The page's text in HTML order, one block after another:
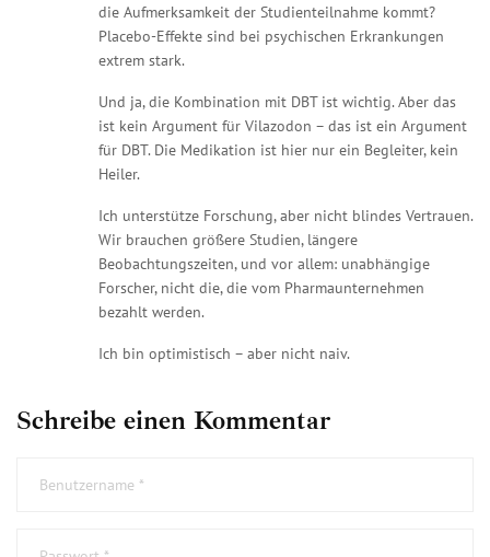
die Aufmerksamkeit der Studienteilnahme kommt?
Placebo-Effekte sind bei psychischen Erkrankungen
extrem stark.
Und ja, die Kombination mit DBT ist wichtig. Aber das
ist kein Argument für Vilazodon – das ist ein Argument
für DBT. Die Medikation ist hier nur ein Begleiter, kein
Heiler.
Ich unterstütze Forschung, aber nicht blindes Vertrauen.
Wir brauchen größere Studien, längere
Beobachtungszeiten, und vor allem: unabhängige
Forscher, nicht die, die vom Pharmaunternehmen
bezahlt werden.
Ich bin optimistisch – aber nicht naiv.
Schreibe einen Kommentar